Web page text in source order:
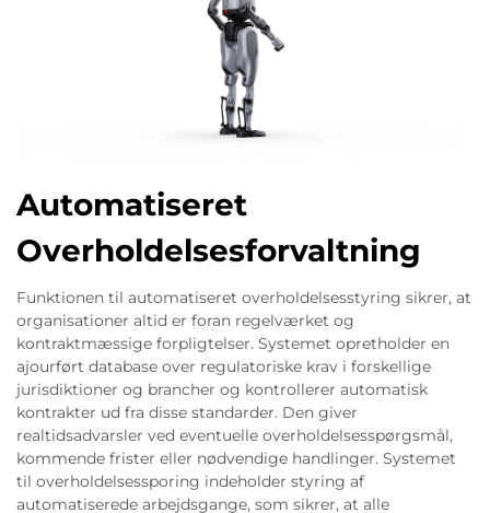
Automatiseret
Overholdelsesforvaltning
Funktionen til automatiseret overholdelsesstyring sikrer, at
organisationer altid er foran regelværket og
kontraktmæssige forpligtelser. Systemet opretholder en
ajourført database over regulatoriske krav i forskellige
jurisdiktioner og brancher og kontrollerer automatisk
kontrakter ud fra disse standarder. Den giver
realtidsadvarsler ved eventuelle overholdelsesspørgsmål,
kommende frister eller nødvendige handlinger. Systemet
til overholdelsessporing indeholder styring af
automatiserede arbejdsgange, som sikrer, at alle